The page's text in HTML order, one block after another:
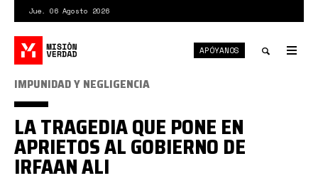
contenido
principal
Jue. 06 Agosto 2026
APÓYANOS
IMPUNIDAD Y NEGLIGENCIA
LA TRAGEDIA QUE PONE EN
APRIETOS AL GOBIERNO DE
IRFAAN ALI